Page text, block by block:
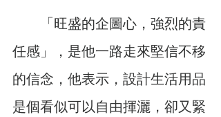
「旺盛的企圖心，強烈的責
任感」，是他一路走來堅信不移
的信念，他表示，設計生活用品
是個看似可以自由揮灑，卻又緊